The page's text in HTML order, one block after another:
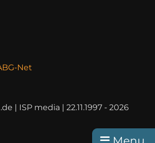
Net
| ISP media | 22.11.1997 - 2026